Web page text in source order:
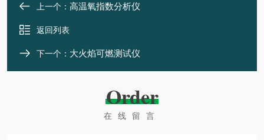
上一个： 高温氧指数分析仪
返回列表
下一个： 大火焰可燃测试仪
Order
在线留言